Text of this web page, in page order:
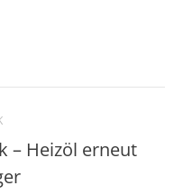
– Heizöl erneut